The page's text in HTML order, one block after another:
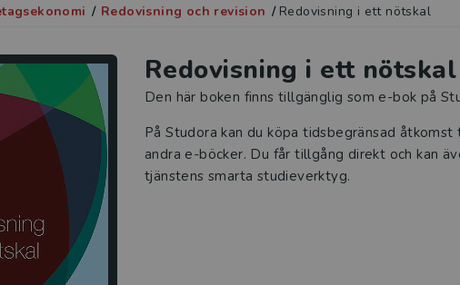
/ Redovisning och revision / Redovisning i ett nötskal
Redovisning i ett nötskal
Den här boken finns tillgänglig som e-bok på
På Studora kan du köpa tidsbegränsad åtkomst
andra e-böcker. Du får tillgång direkt och kan
tjänstens smarta studieverktyg.